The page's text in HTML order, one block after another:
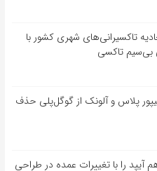
تاکسیرانی‌های شهری کشور با
بی‌سیم تاکسی
پلاس و آلونک از گوگل‌پلی حذف
آیپد را با تغییرات عمده در طراحی